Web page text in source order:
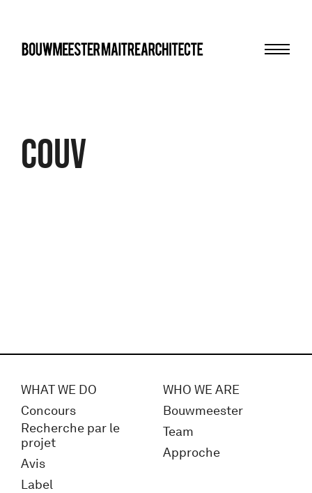
Couv
WHAT WE DO
Concours
Recherche par le
projet
Avis
Label
WHO WE ARE
Bouwmeester
Team
Approche